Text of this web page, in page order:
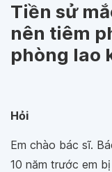
Tiền sử
nên tiêm
phòng lao
Hỏi
Em chào bác sĩ.
10 năm trước em